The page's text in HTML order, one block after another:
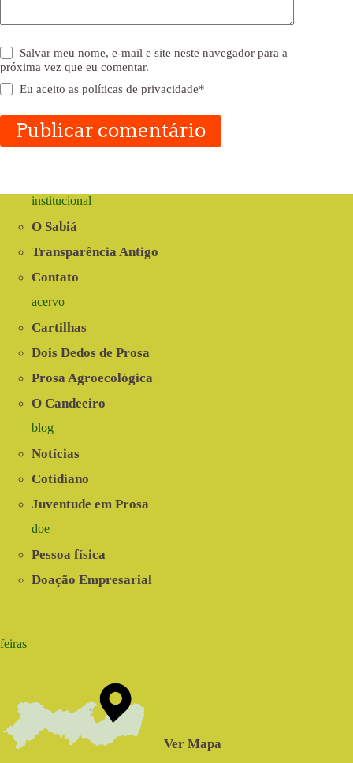
Salvar meu nome, e-mail e site neste navegador para a
próxima vez que eu comentar.
Eu aceito aspolíticas de privacidade*
Publicar comentário
institucional
O Sabiá
Transparência Antigo
Contato
acervo
Cartilhas
Dois Dedos de Prosa
Prosa Agroecológica
O Candeeiro
blog
Notícias
Cotidiano
Juventude em Prosa
doe
Pessoa física
Doação Empresarial
feiras
Ver Mapa